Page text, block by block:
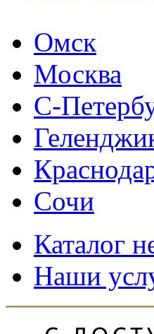
Омск
Москва
С-
Сочи
Каталог
Наши